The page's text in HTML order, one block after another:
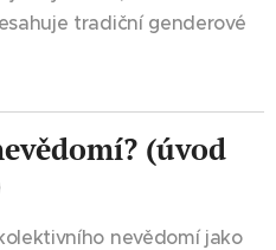
tradiční genderové
(úvod
nevědomí jako